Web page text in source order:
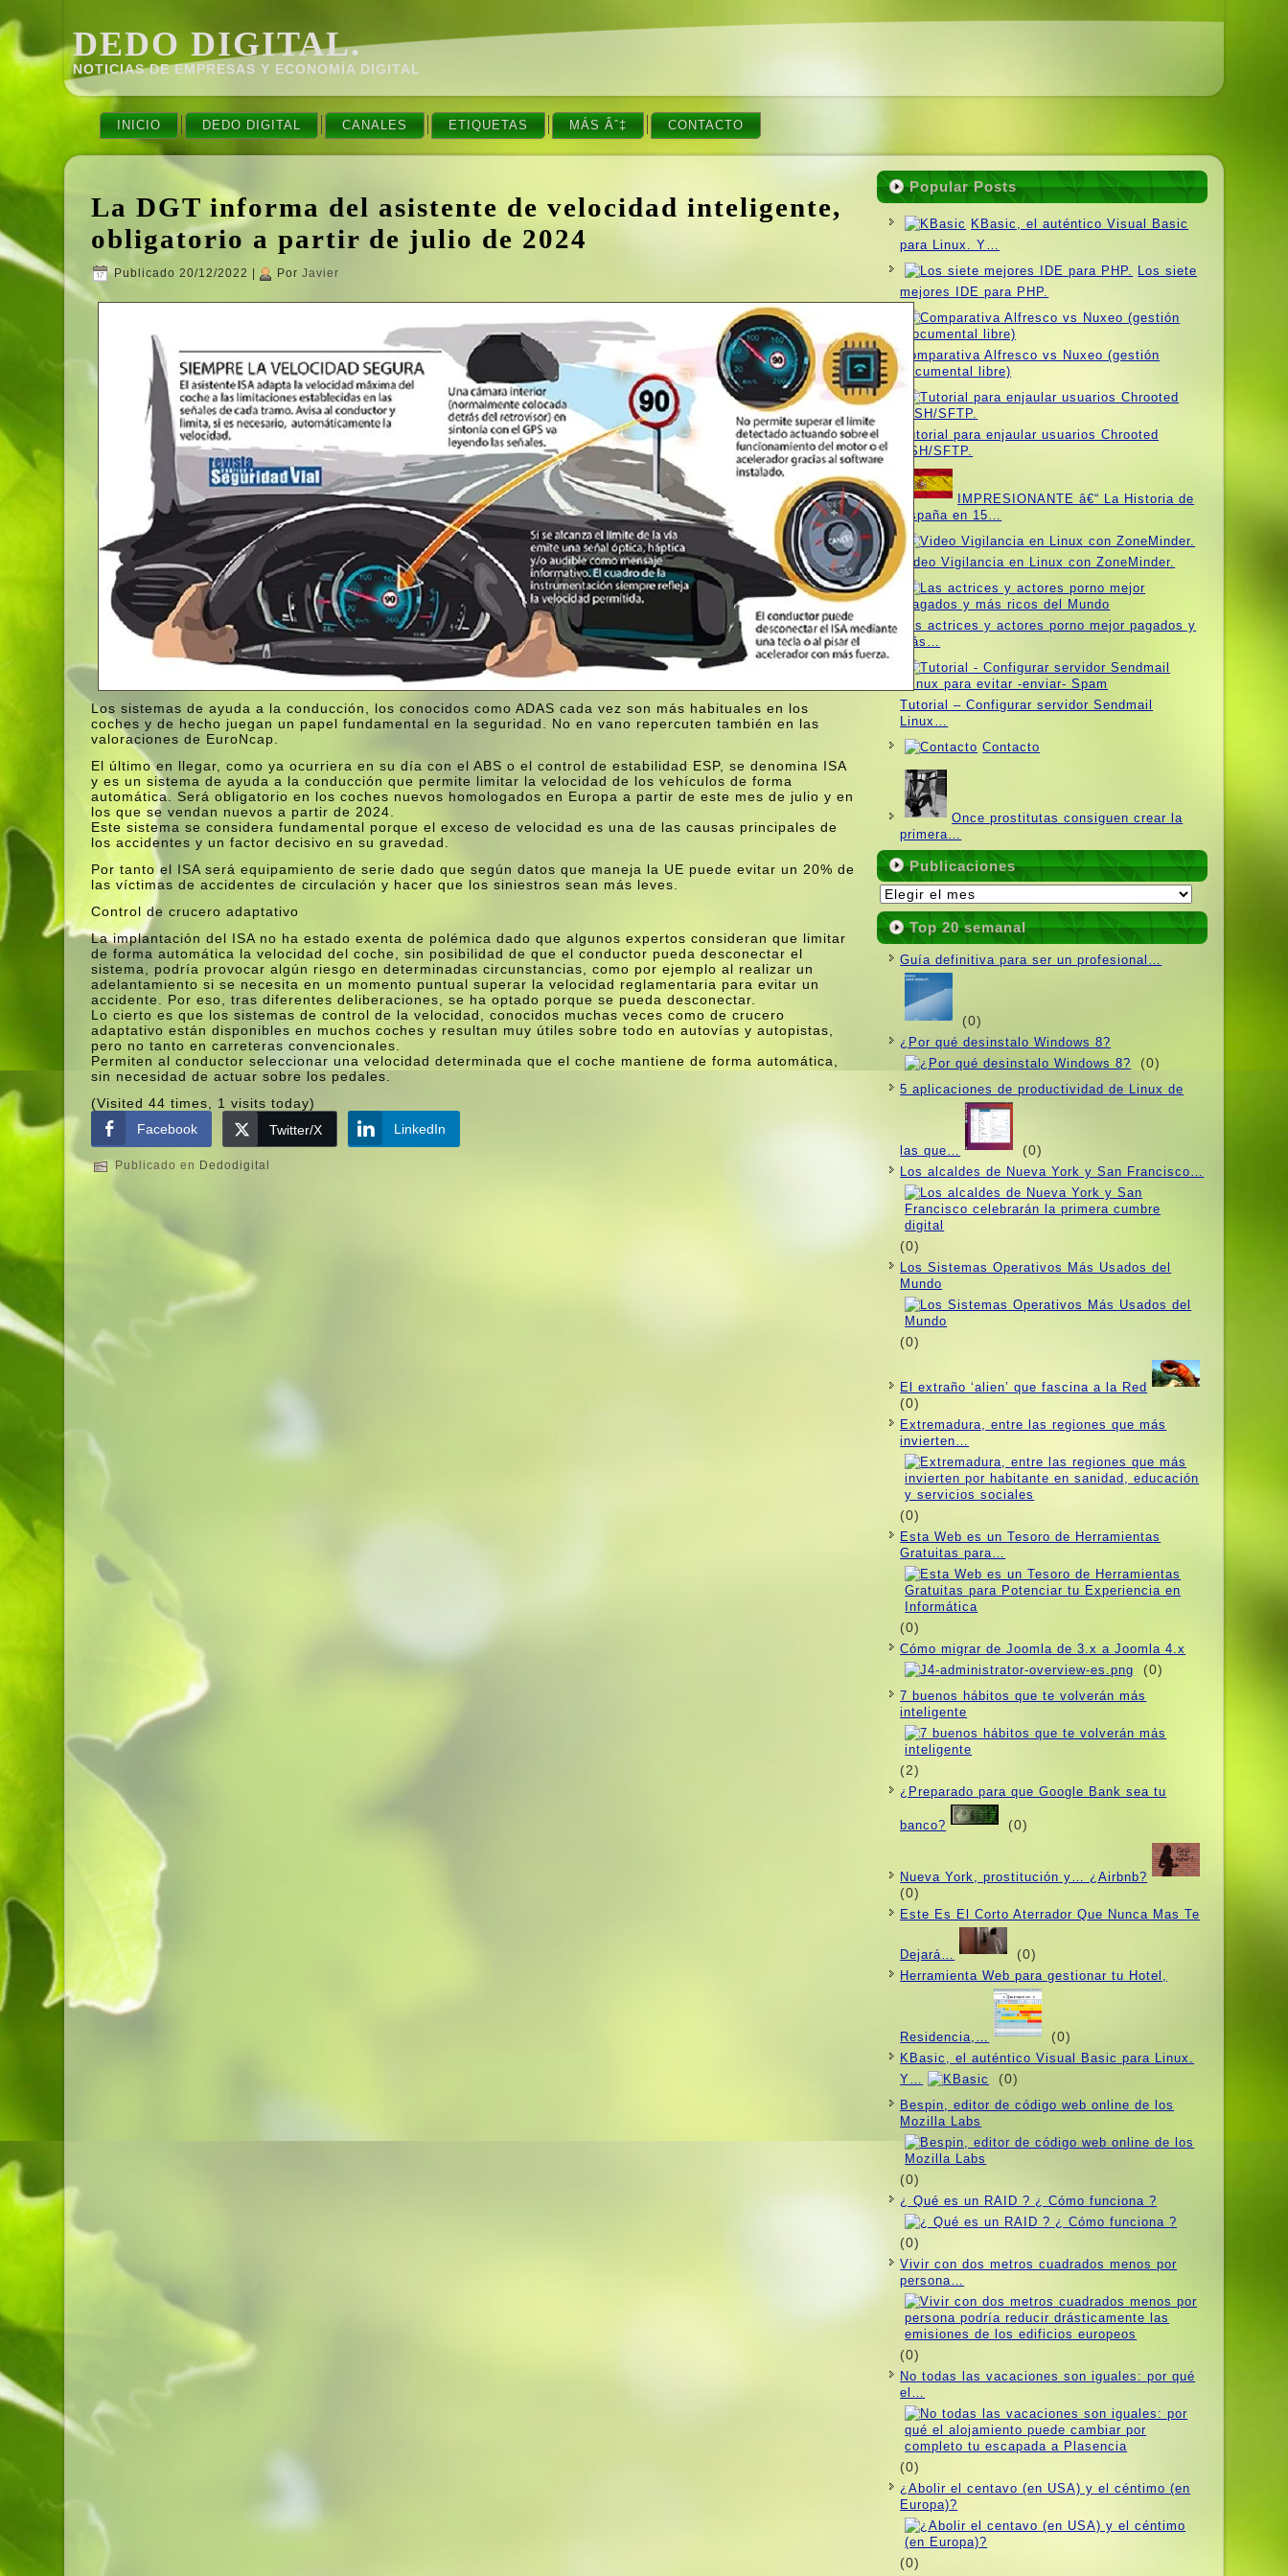
DEDO DIGITAL.
NOTICIAS DE EMPRESAS Y ECONOMÍ­A DIGITAL
INICIO DEDO DIGITAL CANALES ETIQUETAS MÁS Âˆ‡ CONTACTO
La DGT informa del asistente de velocidad inteligente,
obligatorio a partir de julio de 2024
Publicado 20/12/2022 Por Javier
Los sistemas de ayuda a la conducción, los conocidos como ADAS cada vez son más habituales en los
coches y de hecho juegan un papel fundamental en la seguridad. No en vano repercuten también en las
valoraciones de EuroNcap.
El último en llegar, como ya ocurriera en su dí­a con el ABS o el control de estabilidad ESP, se denomina ISA
y es un sistema de ayuda a la conducción que permite limitar la velocidad de los vehí­culos de forma
automática. Será obligatorio en los coches nuevos homologados en Europa a partir de este mes de julio y en
los que se vendan nuevos a partir de 2024.
Este sistema se considera fundamental porque el exceso de velocidad es una de las causas principales de
los accidentes y un factor decisivo en su gravedad.
Por tanto el ISA será equipamiento de serie dado que según datos que maneja la UE puede evitar un 20% de
las ví­ctimas de accidentes de circulación y hacer que los siniestros sean más leves.
Control de crucero adaptativo
La implantación del ISA no ha estado exenta de polémica dado que algunos expertos consideran que limitar
de forma automática la velocidad del coche, sin posibilidad de que el conductor pueda desconectar el
sistema, podrí­a provocar algún riesgo en determinadas circunstancias, como por ejemplo al realizar un
adelantamiento si se necesita en un momento puntual superar la velocidad reglamentaria para evitar un
accidente. Por eso, tras diferentes deliberaciones, se ha optado porque se pueda desconectar.
Lo cierto es que los sistemas de control de la velocidad, conocidos muchas veces como de crucero
adaptativo están disponibles en muchos coches y resultan muy útiles sobre todo en autoví­as y autopistas,
pero no tanto en carreteras convencionales.
Permiten al conductor seleccionar una velocidad determinada que el coche mantiene de forma automática,
sin necesidad de actuar sobre los pedales.
(Visited 44 times, 1 visits today)
Facebook
Twitter/X LinkedIn
Publicado en Dedodigital
Popular Posts
KBasic, el auténtico Visual Basic
para Linux. Y…
Los siete
mejores IDE para PHP.
Comparativa Alfresco vs Nuxeo (gestión
documental libre)
Tutorial para enjaular usuarios Chrooted
SSH/SFTP.
IMPRESIONANTE â€“ La Historia de
España en 15…
Video Vigilancia en Linux con ZoneMinder.
Las actrices y actores porno mejor pagados y
más…
Tutorial – Configurar servidor Sendmail
Linux…
Contacto
Once prostitutas consiguen crear la
primera…
Publicaciones
Publicaciones
Top 20 semanal
Guí­a definitiva para ser un profesional…
(0)
¿Por qué desinstalo Windows 8?
(0)
5 aplicaciones de productividad de Linux de
las que… (0)
Los alcaldes de Nueva York y San Francisco…
(0)
Los Sistemas Operativos Más Usados ​​del
Mundo
(0)
El extraño ‘alien’ que fascina a la Red
(0)
Extremadura, entre las regiones que más
invierten…
(0)
Esta Web es un Tesoro de Herramientas
Gratuitas para…
(0)
Cómo migrar de Joomla de 3.x a Joomla 4.x
(0)
7 buenos hábitos que te volverán más
inteligente
(2)
¿Preparado para que Google Bank sea tu
banco? (0)
Nueva York, prostitución y… ¿Airbnb?
(0)
Este Es El Corto Aterrador Que Nunca Mas Te
Dejará… (0)
Herramienta Web para gestionar tu Hotel,
Residencia,… (0)
KBasic, el auténtico Visual Basic para Linux.
Y…
(0)
Bespin, editor de código web online de los
Mozilla Labs
(0)
¿ Qué es un RAID ? ¿ Cómo funciona ?
(0)
Vivir con dos metros cuadrados menos por
persona…
(0)
No todas las vacaciones son iguales: por qué
el…
(0)
¿Abolir el centavo (en USA) y el céntimo (en
Europa)?
(0)